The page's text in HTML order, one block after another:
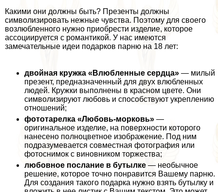
Какими они должны быть? Презенты должны
символизировать нежные чувства. Поэтому для своего
возлюбленного нужно приобрести изделие, которое
ассоциируется с романтикой. У нас имеются
замечательные идеи подарков парню на 18 лет:
двойная кружка «Влюбленные сердца» — милый
презент, предназначенный для двух влюбленных
людей. Кружки выполнены в красном цвете. Они
символизируют любовь и способствуют укреплению
отношений;
фототарелка «Любовь-морковь» —
оригинальное изделие, на поверхности которого
нанесено полноцветное изображение. Под ним
подразумевается совместная фотография или
фотоснимок с виновником торжества;
любовное послание в бутылке — необычное
решение, которое точно понравится Вашему парню.
Для создания такого подарка нужно взять бутылку и